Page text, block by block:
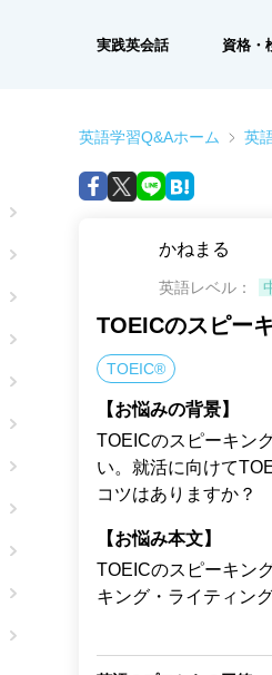
実践英会話 資格・
英語学習Q&Aホーム 英
かねまる
英語レベル：
TOEICのスピー
TOEIC®
【お悩みの背景】
TOEICのスピーキン
い。就活に向けて
コツはありますか？
【お悩み本文】
TOEICのスピーキン
キング・ライティン